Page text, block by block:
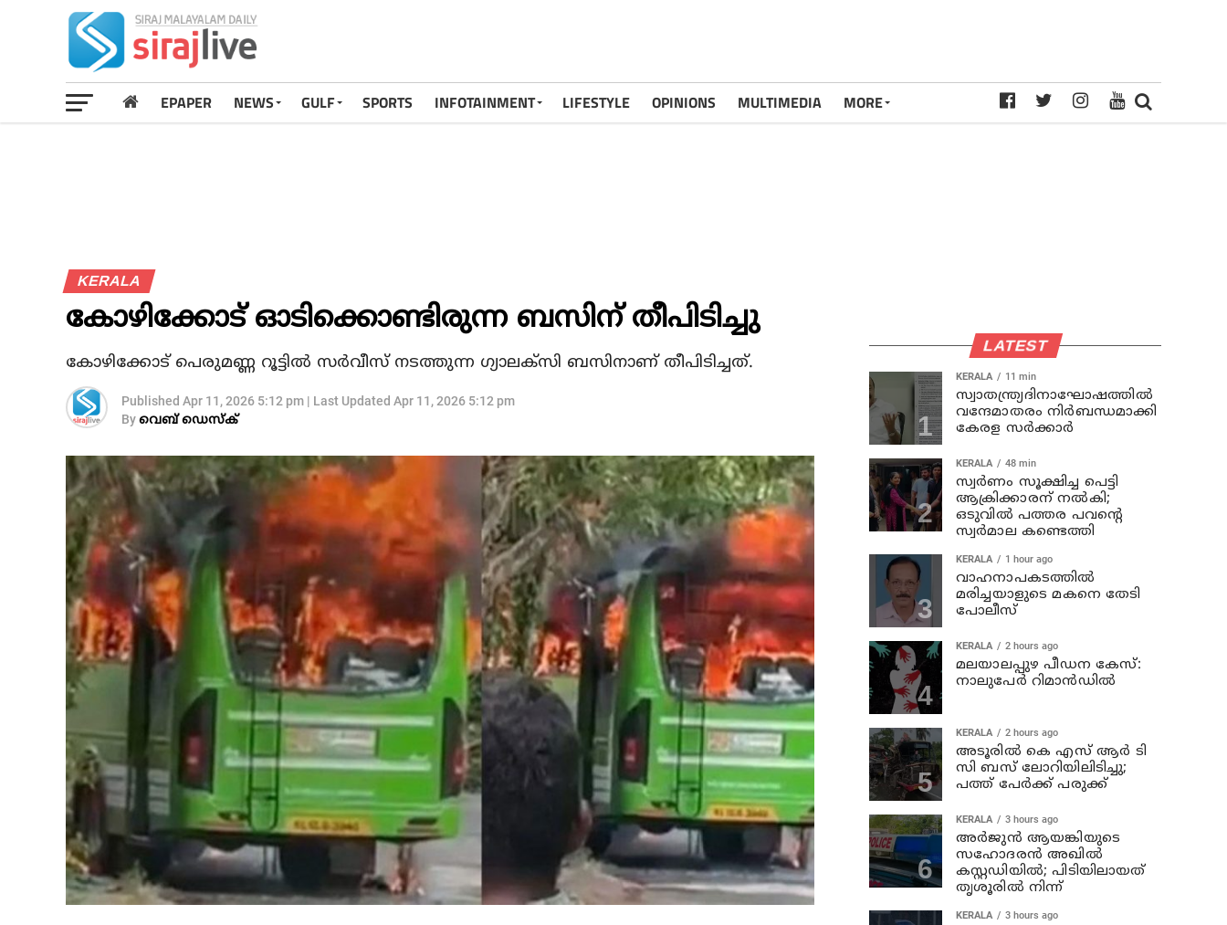
EPAPER NEWS GULF SPORTS INFOTAINMENT LIFESTYLE OPINIONS MULTIMEDIA MORE
KERALA
കോഴിക്കോട് ഓടിക്കൊണ്ടിരുന്ന ബസിന് തീപിടിച്ചു
കോഴിക്കോട്‌ പെരുമണ്ണ റൂട്ടില്‍ സര്‍വീസ് നടത്തുന്ന ഗ്യാലക്‌സി ബസിനാണ് തീപിടിച്ചത്.
Published Apr 11, 2026 5:12 pm | Last Updated Apr 11, 2026 5:12 pm
Byവെബ് ഡെസ്‌ക്
LATEST
KERALA 11 min
സ്വാതന്ത്ര്യദിനാഘോഷത്തില്‍
വന്ദേമാതരം നിര്‍ബന്ധമാക്കി
കേരള സര്‍ക്കാര്‍
KERALA 48 min
സ്വര്‍ണം സൂക്ഷിച്ച പെട്ടി
ആക്രിക്കാരന് നല്‍കി;
ഒടുവില്‍ പത്തര പവന്റെ
സ്വര്‍മാല കണ്ടെത്തി
KERALA 1 hour ago
വാഹനാപകടത്തില്‍
മരിച്ചയാളുടെ മകനെ തേടി
പോലീസ്
KERALA 2 hours ago
മലയാലപ്പുഴ പീഡന കേസ്:
നാലുപേര്‍ റിമാന്‍ഡില്‍
KERALA 2 hours ago
അടൂരില്‍ കെ എസ് ആര്‍ ടി
സി ബസ് ലോറിയിലിടിച്ചു;
പത്ത് പേര്‍ക്ക് പരുക്ക്
KERALA 3 hours ago
അര്‍ജുന്‍ ആയങ്കിയുടെ
സഹോദരന്‍ അഖില്‍
കസ്റ്റഡിയില്‍; പിടിയിലായത്
തൃശൂരില്‍ നിന്ന്
KERALA 3 hours ago